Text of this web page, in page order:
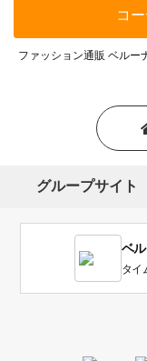
コ
ファッション通販 ベルー
グループサイト
ベ
タイ